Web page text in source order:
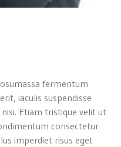
fermentum
iaculis suspendisse
Etiam tristique velit ut
consectetur
imperdiet risus eget